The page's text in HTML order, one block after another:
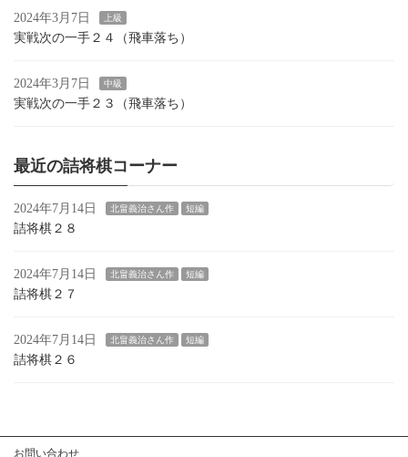
2024年3月7日 上級
実戦次の一手２４（飛車落ち）
2024年3月7日 中級
実戦次の一手２３（飛車落ち）
最近の詰将棋コーナー
2024年7月14日 北畠義治さん作 短編
詰将棋２８
2024年7月14日 北畠義治さん作 短編
詰将棋２７
2024年7月14日 北畠義治さん作 短編
詰将棋２６
お問い合わせ